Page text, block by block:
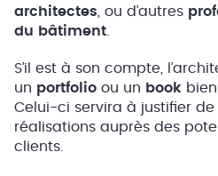
architectes , ou d’autres
du bâtiment
S’il est à son compte,
un portfolio ou un book
Celui-ci servira à justifier de
réalisations auprès des
clients.